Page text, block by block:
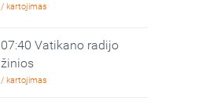
/ kartojimas
07:40 Vatikano radijo
žinios
/ kartojimas